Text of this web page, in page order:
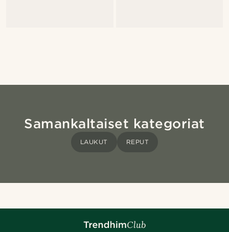
Samankaltaiset kategoriat
LAUKUT REPUT